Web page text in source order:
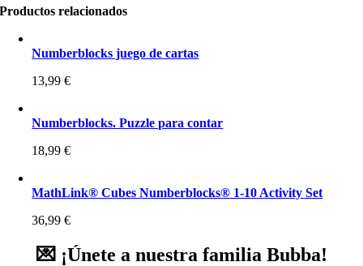
Productos relacionados
Numberblocks juego de cartas
13,99€
Numberblocks. Puzzle para contar
18,99€
MathLink® Cubes Numberblocks® 1-10 Activity Set
36,99€
💌 ¡Únete a nuestra familia Bubba!